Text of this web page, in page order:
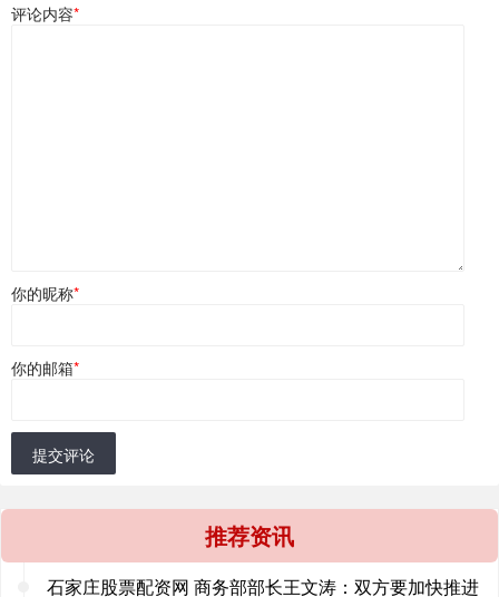
评论内容*
你的昵称*
你的邮箱*
提交评论
推荐资讯
石家庄股票配资网 商务部部长王文涛：双方要加快推进